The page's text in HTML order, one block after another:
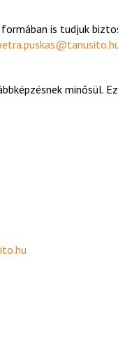
is tudjuk
minősül.